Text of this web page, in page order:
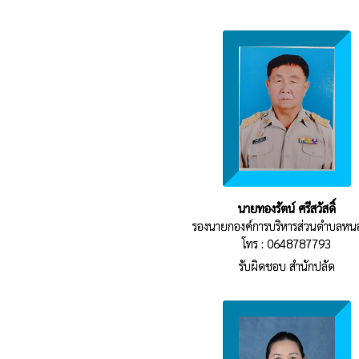
นายทองรัตน์ ศรีสวัสดิ์
รองนายกองค์การบริหารส่วนตำบลหน
โทร : 0648787793
รับผิดชอบ สำนักปลัด